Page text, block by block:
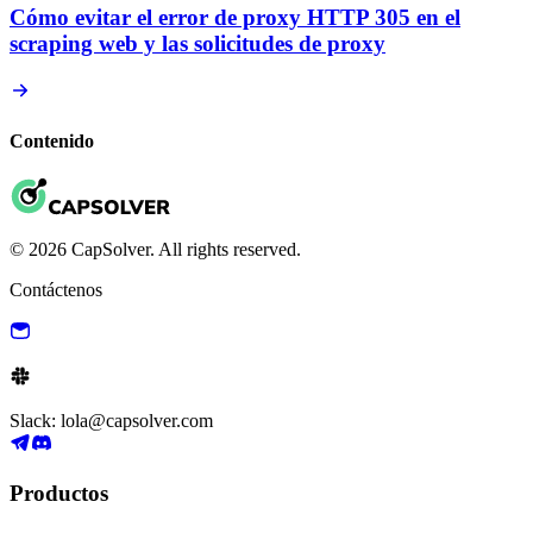
Cómo evitar el error de proxy HTTP 305 en el
scraping web y las solicitudes de proxy
Contenido
© 2026 CapSolver. All rights reserved.
Contáctenos
Slack: lola@capsolver.com
Productos